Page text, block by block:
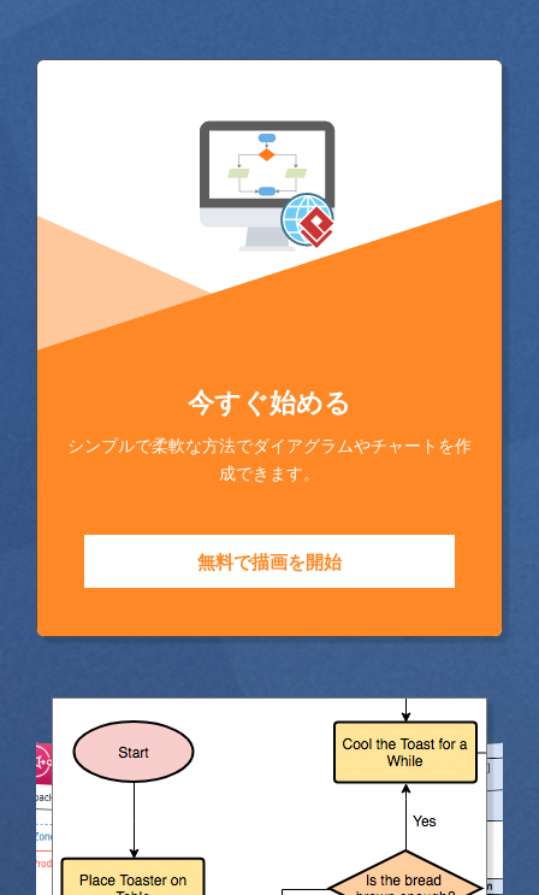
今すぐ始める
シンプルで柔軟な方法でダイアグラムやチャートを作
成できます。
無料で描画を開始